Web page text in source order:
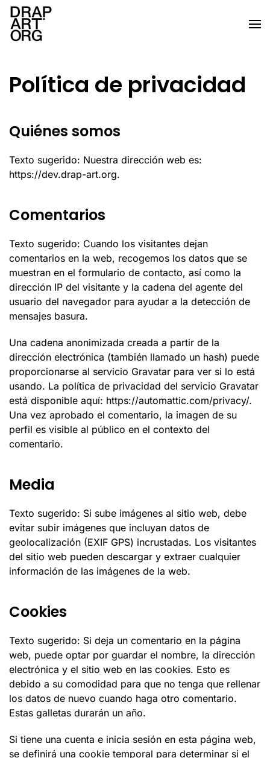
Ir al contenido principal
Política de privacidad
Quiénes somos
Texto sugerido: Nuestra dirección web es:
https://dev.drap-art.org.
Comentarios
Texto sugerido: Cuando los visitantes dejan
comentarios en la web, recogemos los datos que se
muestran en el formulario de contacto, así como la
dirección IP del visitante y la cadena del agente del
usuario del navegador para ayudar a la detección de
mensajes basura.
Una cadena anonimizada creada a partir de la
dirección electrónica (también llamado un hash) puede
proporcionarse al servicio Gravatar para ver si lo está
usando. La política de privacidad del servicio Gravatar
está disponible aquí: https://automattic.com/privacy/.
Una vez aprobado el comentario, la imagen de su
perfil es visible al público en el contexto del
comentario.
Media
Texto sugerido: Si sube imágenes al sitio web, debe
evitar subir imágenes que incluyan datos de
geolocalización (EXIF GPS) incrustadas. Los visitantes
del sitio web pueden descargar y extraer cualquier
información de las imágenes de la web.
Cookies
Texto sugerido: Si deja un comentario en la página
web, puede optar por guardar el nombre, la dirección
electrónica y el sitio web en las cookies. Esto es
debido a su comodidad para que no tenga que rellenar
los datos de nuevo cuando haga otro comentario.
Estas galletas durarán un año.
Si tiene una cuenta e inicia sesión en esta página web,
se definirá una cookie temporal para determinar si el